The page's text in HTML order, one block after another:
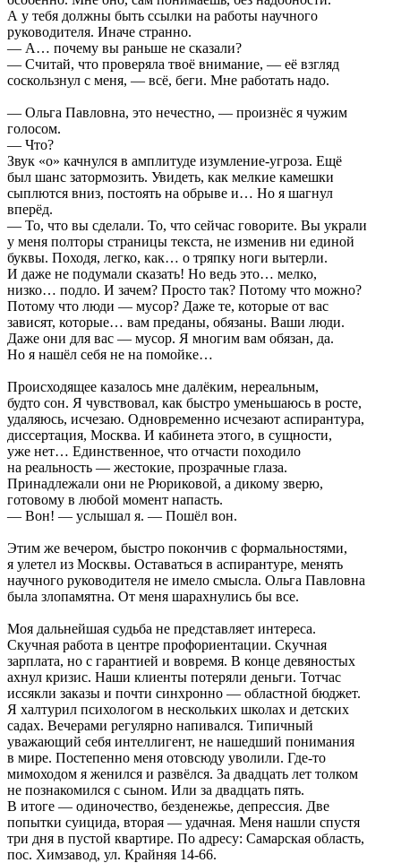
А у тебя должны быть ссылки на работы научного
руководителя. Иначе странно.
— А… почему вы раньше не сказали?
— Считай, что проверяла твоё внимание, — её взгляд
соскользнул с меня, — всё, беги. Мне работать надо.
— Ольга Павловна, это нечестно, — произнёс я чужим
голосом.
— Что?
Звук «о» качнулся в амплитуде изумление-угроза. Ещё
был шанс затормозить. Увидеть, как мелкие камешки
сыплются вниз, постоять на обрыве и… Но я шагнул
вперёд.
— То, что вы сделали. То, что сейчас говорите. Вы украли
у меня полторы страницы текста, не изменив ни единой
буквы. Походя, легко, как… о тряпку ноги вытерли.
И даже не подумали сказать! Но ведь это… мелко,
низко… подло. И зачем? Просто так? Потому что можно?
Потому что люди — мусор? Даже те, которые от вас
зависят, которые… вам преданы, обязаны. Ваши люди.
Даже они для вас — мусор. Я многим вам обязан, да.
Но я нашёл себя не на помойке…
Происходящее казалось мне далёким, нереальным,
будто сон. Я чувствовал, как быстро уменьшаюсь в росте,
удаляюсь, исчезаю. Одновременно исчезают аспирантура,
диссертация, Москва. И кабинета этого, в сущности,
уже нет… Единственное, что отчасти походило
на реальность — жестокие, прозрачные глаза.
Принадлежали они не Рюриковой, а дикому зверю,
готовому в любой момент напасть.
— Вон! — услышал я. — Пошёл вон.
Этим же вечером, быстро покончив с формальностями,
я улетел из Москвы. Оставаться в аспирантуре, менять
научного руководителя не имело смысла. Ольга Павловна
была злопамятна. От меня шарахнулись бы все.
Моя дальнейшая судьба не представляет интереса.
Скучная работа в центре профориентации. Скучная
зарплата, но с гарантией и вовремя. В конце девяностых
ахнул кризис. Наши клиенты потеряли деньги. Тотчас
иссякли заказы и почти синхронно — областной бюджет.
Я халтурил психологом в нескольких школах и детских
садах. Вечерами регулярно напивался. Типичный
уважающий себя интеллигент, не нашедший понимания
в мире. Постепенно меня отовсюду уволили. Где-то
мимоходом я женился и развёлся. За двадцать лет толком
не познакомился с сыном. Или за двадцать пять.
В итоге — одиночество, безденежье, депрессия. Две
попытки суицида, вторая — удачная. Меня нашли спустя
три дня в пустой квартире. По адресу: Самарская область,
пос. Химзавод, ул. Крайняя 14-66.